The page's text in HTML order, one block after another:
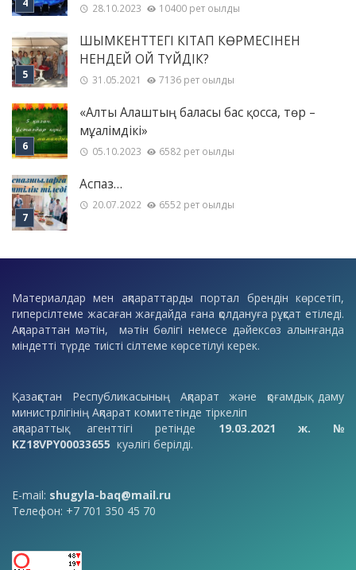
28.10.2023 10400 рет оқылды
ШЫМКЕНТТЕГІ КІТАП КӨРМЕСІНЕН
НЕНДЕЙ ОЙ ТҮЙДІК?
31.05.2021 7136 рет оқылды
«Алты Алаштың баласы бас қосса, төр –
мұғалімдікі»
05.10.2023 6582 рет оқылды
Аспаз…
20.07.2022 6552 рет оқылды
Материалдар мен ақпараттарды портал брендін көрсетіп,
гиперсілтеме жасаған жағдайда ғана қолдануға рұқсат етіледі.
Ақпараттан мәтін, мәтін бөлігі немесе дәйексөз алынғанда
міндетті түрде тиісті сілтеме көрсетілуі керек.
Қазақстан Республикасының Ақпарат және қоғамдық даму
министрлігінің Ақпарат комитетінде тіркеліп
ақпараттық агенттігі ретінде 19.03.2021 ж. №
KZ18VPY00033655 куәлігі берілді.
E-mail: shugyla-baq@mail.ru
Телефон: +7 701 350 45 70